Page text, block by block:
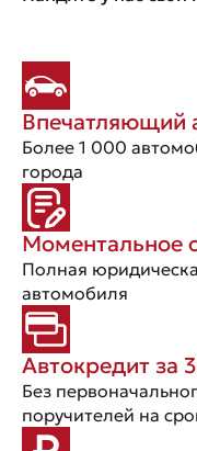
Впечатляющий
Более 1 000
города
Моментальное
Полная
автомобиля
Автокредит за
Без
поручителей на